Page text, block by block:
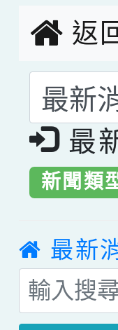
返
選擇
最
新聞類
最新